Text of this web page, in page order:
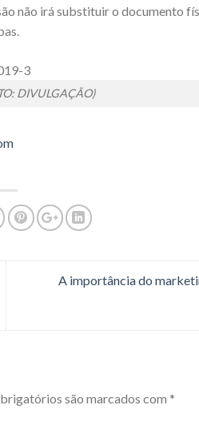
não irá substituir o documento
DIVULGAÇÃO)
A importância do
são marcados com *